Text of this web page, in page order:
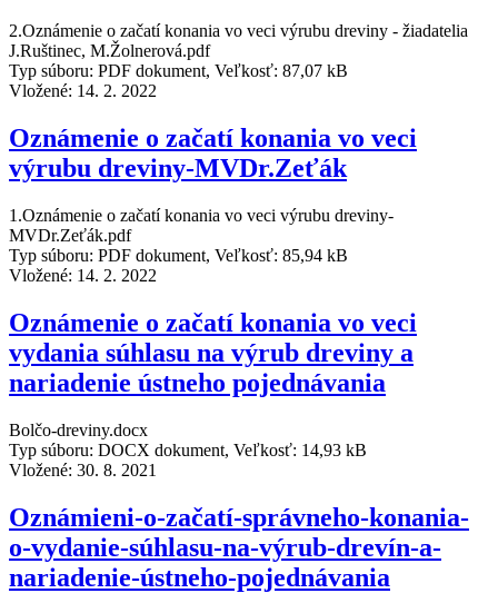
2.Oznámenie o začatí konania vo veci výrubu dreviny - žiadatelia
J.Ruštinec, M.Žolnerová.pdf
Typ súboru: PDF dokument, Veľkosť: 87,07 kB
Vložené: 14. 2. 2022
Oznámenie o začatí konania vo veci
výrubu dreviny-MVDr.Zeťák
1.Oznámenie o začatí konania vo veci výrubu dreviny-
MVDr.Zeťák.pdf
Typ súboru: PDF dokument, Veľkosť: 85,94 kB
Vložené: 14. 2. 2022
Oznámenie o začatí konania vo veci
vydania súhlasu na výrub dreviny a
nariadenie ústneho pojednávania
Bolčo-dreviny.docx
Typ súboru: DOCX dokument, Veľkosť: 14,93 kB
Vložené: 30. 8. 2021
Oznámieni-o-začatí-správneho-konania-
o-vydanie-súhlasu-na-výrub-drevín-a-
nariadenie-ústneho-pojednávania